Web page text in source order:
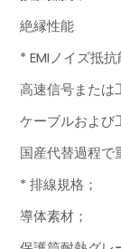
絶縁性能
* EMIノイズ抵抗
高速信号または
ケーブルおよび
国産代替過程で
* 排線規格；
導体素材；